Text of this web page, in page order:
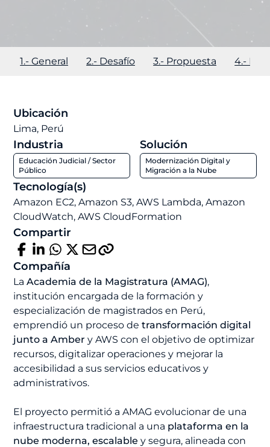
1.- General 2.- Desafío 3.- Propuesta 4.-
Ubicación
Lima, Perú
Industria
Educación Judicial / Sector
Público
Solución
Modernización Digital y
Migración a la Nube
Tecnología(s)
Amazon EC2, Amazon S3, AWS Lambda, Amazon
CloudWatch, AWS CloudFormation
Compartir
Compañía
LaAcademia de la Magistratura (AMAG),
institución encargada de la formación y
especialización de magistrados en Perú,
emprendió un proceso detransformación digital
junto a Amber y AWS con el objetivo de optimizar
recursos, digitalizar operaciones y mejorar la
accesibilidad a sus servicios educativos y
administrativos.
El proyecto permitió a AMAG evolucionar de una
infraestructura tradicional a una plataforma en la
nube moderna, escalable y segura, alineada con